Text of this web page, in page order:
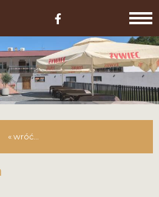
« wróć...